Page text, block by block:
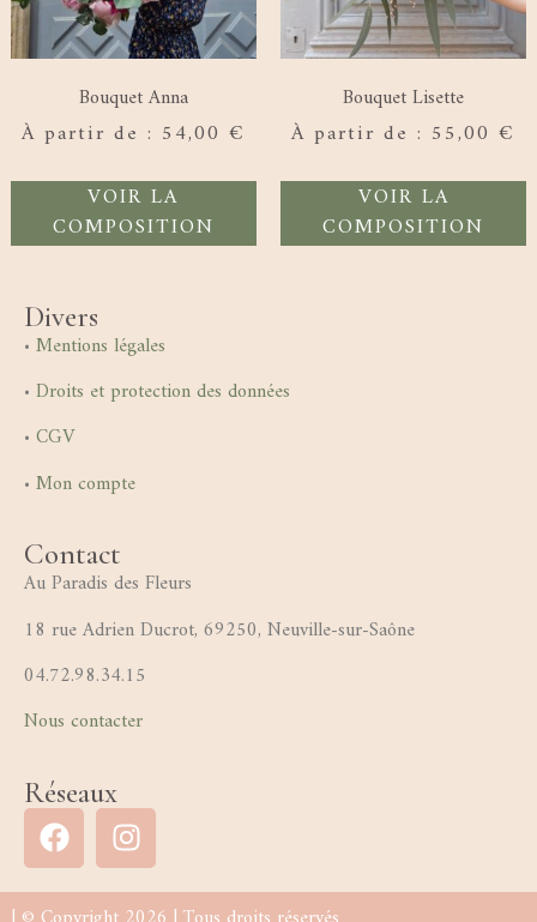
Bouquet Anna
À partir de : 54,00 €
VOIR LA
COMPOSITION
Bouquet Lisette
À partir de : 55,00€
VOIR LA
COMPOSITION
Divers
• Mentions légales
• Droits et protection des données
• CGV
• Mon compte
Contact
Au Paradis des Fleurs
18 rue Adrien Ducrot, 69250, Neuville-sur-Saône
04.72.98.34.15
Nous contacter
Réseaux